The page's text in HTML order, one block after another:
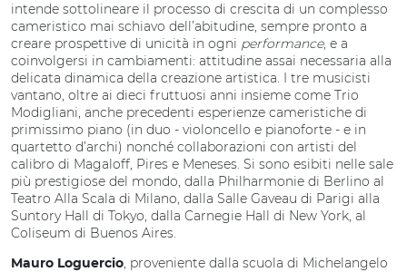
intende sottolineare il processo di crescita di un complesso
cameristico mai schiavo dell’abitudine, sempre pronto a
creare prospettive di unicità in ogni performance, e a
coinvolgersi in cambiamenti: attitudine assai necessaria alla
delicata dinamica della creazione artistica. I tre musicisti
vantano, oltre ai dieci fruttuosi anni insieme come Trio
Modigliani, anche precedenti esperienze cameristiche di
primissimo piano (in duo - violoncello e pianoforte - e in
quartetto d’archi) nonché collaborazioni con artisti del
calibro di Magaloff, Pires e Meneses. Si sono esibiti nelle sale
più prestigiose del mondo, dalla Philharmonie di Berlino al
Teatro Alla Scala di Milano, dalla Salle Gaveau di Parigi alla
Suntory Hall di Tokyo, dalla Carnegie Hall di New York, al
Coliseum di Buenos Aires.
Mauro Loguercio, proveniente dalla scuola di Michelangelo